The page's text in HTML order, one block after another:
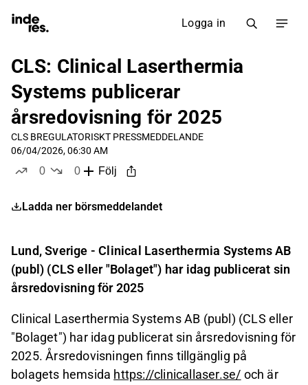
Logga in
CLS: Clinical Laserthermia
Systems publicerar
årsredovisning för 2025
CLS BREGULATORISKT PRESSMEDDELANDE
06/04/2026, 06:30 AM
0
0
Följ
Ladda ner börsmeddelandet
Lund, Sverige - Clinical Laserthermia Systems AB
(publ) (CLS eller "Bolaget") har idag publicerat sin
årsredovisning för 2025
Clinical Laserthermia Systems AB (publ) (CLS eller
"Bolaget") har idag publicerat sin årsredovisning för
2025. Årsredovisningen finns tillgänglig på
bolagets hemsida https://clinicallaser.se/ och är